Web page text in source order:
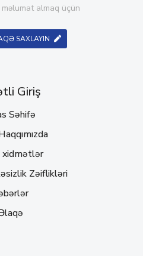
almaq üçün
SAXLAYIN
Giriş
Səhifə
xidmətlər
Zəiflikləri